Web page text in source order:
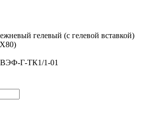
гелевый (с гелевой вставкой)
Г-ТК1/1-01